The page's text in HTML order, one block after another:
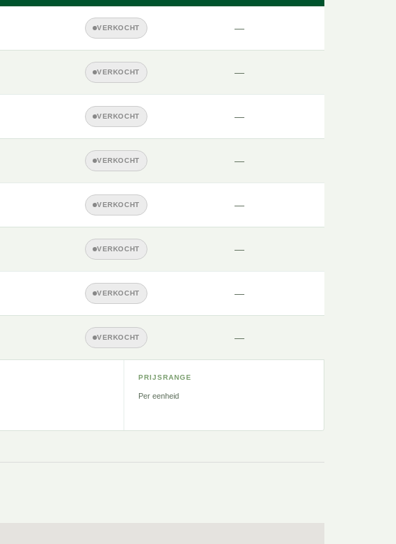
VERKOCHT —
VERKOCHT —
VERKOCHT —
VERKOCHT —
VERKOCHT —
VERKOCHT —
VERKOCHT —
VERKOCHT —
PRIJSRANGE
Per eenheid